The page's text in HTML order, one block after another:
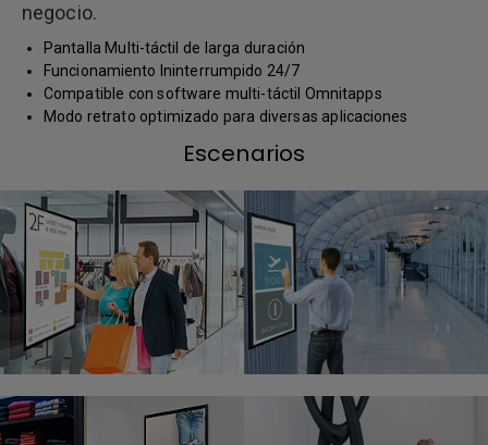
negocio.
Pantalla Multi-táctil de larga duración
Funcionamiento Ininterrumpido 24/7
Compatible con software multi-táctil Omnitapps
Modo retrato optimizado para diversas aplicaciones
Escenarios